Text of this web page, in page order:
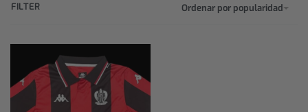
Ordenar por popularidad
FILTER